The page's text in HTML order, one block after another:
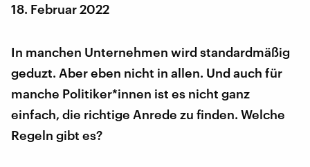
18. Februar 2022
In manchen Unternehmen wird standardmäßig
geduzt. Aber eben nicht in allen. Und auch für
manche Politiker*innen ist es nicht ganz
einfach, die richtige Anrede zu finden. Welche
Regeln gibt es?